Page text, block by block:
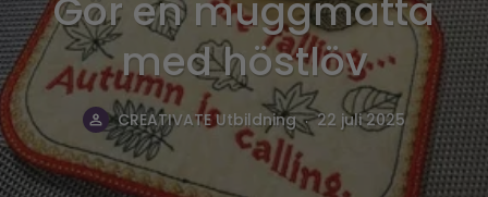
Gör en muggmatta
med höstlöv
CREATIVATE Utbildning . 22 juli 2025